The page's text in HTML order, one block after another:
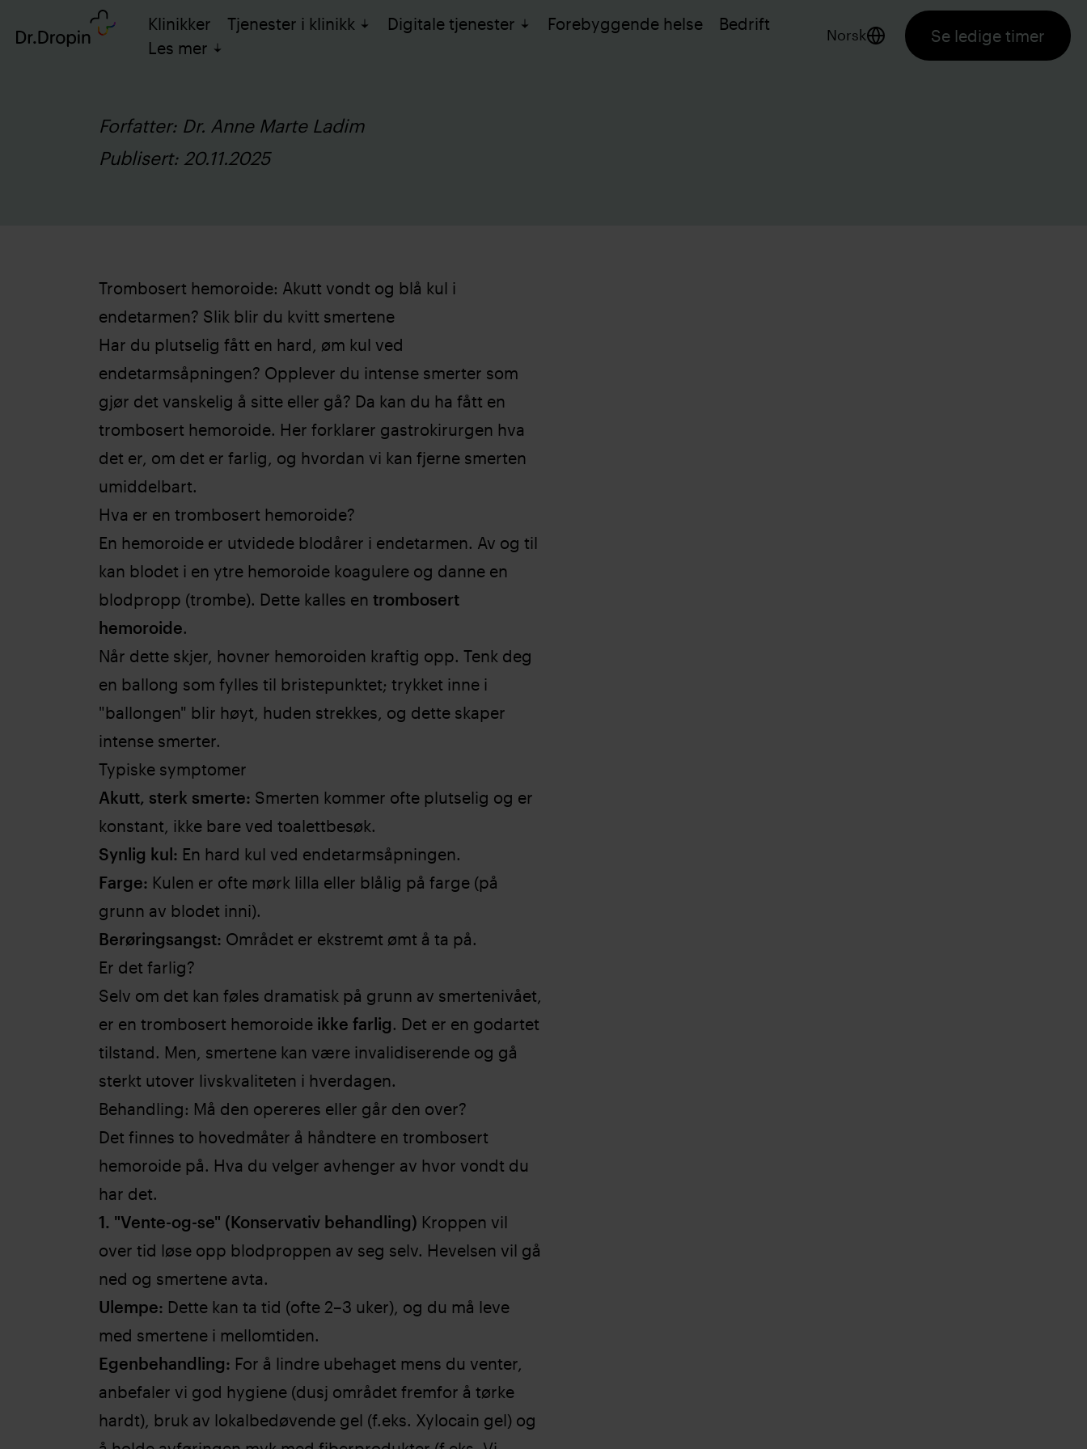
Klinikker Tjenester i klinikk Digitale tjenester Forebyggende helse
Bedrift
Les mer
Norsk Se ledige timer
Forfatter: Dr. Anne Marte Ladim
Publisert: 20.11.2025
Trombosert hemoroide: Akutt vondt og blå kul i
endetarmen? Slik blir du kvitt smertene
Har du plutselig fått en hard, øm kul ved
endetarmsåpningen? Opplever du intense smerter som
gjør det vanskelig å sitte eller gå? Da kan du ha fått en
trombosert hemoroide. Her forklarer gastrokirurgen hva
det er, om det er farlig, og hvordan vi kan fjerne smerten
umiddelbart.
Hva er en trombosert hemoroide?
En hemoroide er utvidede blodårer i endetarmen. Av og til
kan blodet i en ytre hemoroide koagulere og danne en
blodpropp (trombe). Dette kalles en trombosert
hemoroide.
Når dette skjer, hovner hemoroiden kraftig opp. Tenk deg
en ballong som fylles til bristepunktet; trykket inne i
"ballongen" blir høyt, huden strekkes, og dette skaper
intense smerter.
Typiske symptomer
Akutt, sterk smerte: Smerten kommer ofte plutselig og er
konstant, ikke bare ved toalettbesøk.
Synlig kul: En hard kul ved endetarmsåpningen.
Farge: Kulen er ofte mørk lilla eller blålig på farge (på
grunn av blodet inni).
Berøringsangst: Området er ekstremt ømt å ta på.
Er det farlig?
Selv om det kan føles dramatisk på grunn av smertenivået,
er en trombosert hemoroide ikke farlig. Det er en godartet
tilstand. Men, smertene kan være invalidiserende og gå
sterkt utover livskvaliteten i hverdagen.
Behandling: Må den opereres eller går den over?
Det finnes to hovedmåter å håndtere en trombosert
hemoroide på. Hva du velger avhenger av hvor vondt du
har det.
1. "Vente-og-se" (Konservativ behandling) Kroppen vil
over tid løse opp blodproppen av seg selv. Hevelsen vil gå
ned og smertene avta.
Ulempe: Dette kan ta tid (ofte 2–3 uker), og du må leve
med smertene i mellomtiden.
Egenbehandling: For å lindre ubehaget mens du venter,
anbefaler vi god hygiene (dusj området fremfor å tørke
hardt), bruk av lokalbedøvende gel (f.eks. Xylocain gel) og